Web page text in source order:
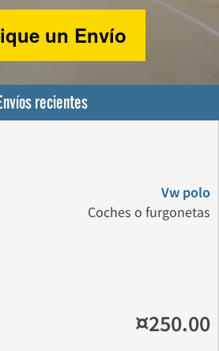
un Envío
recientes
Vw polo
Coches o furgonetas
¤250.00